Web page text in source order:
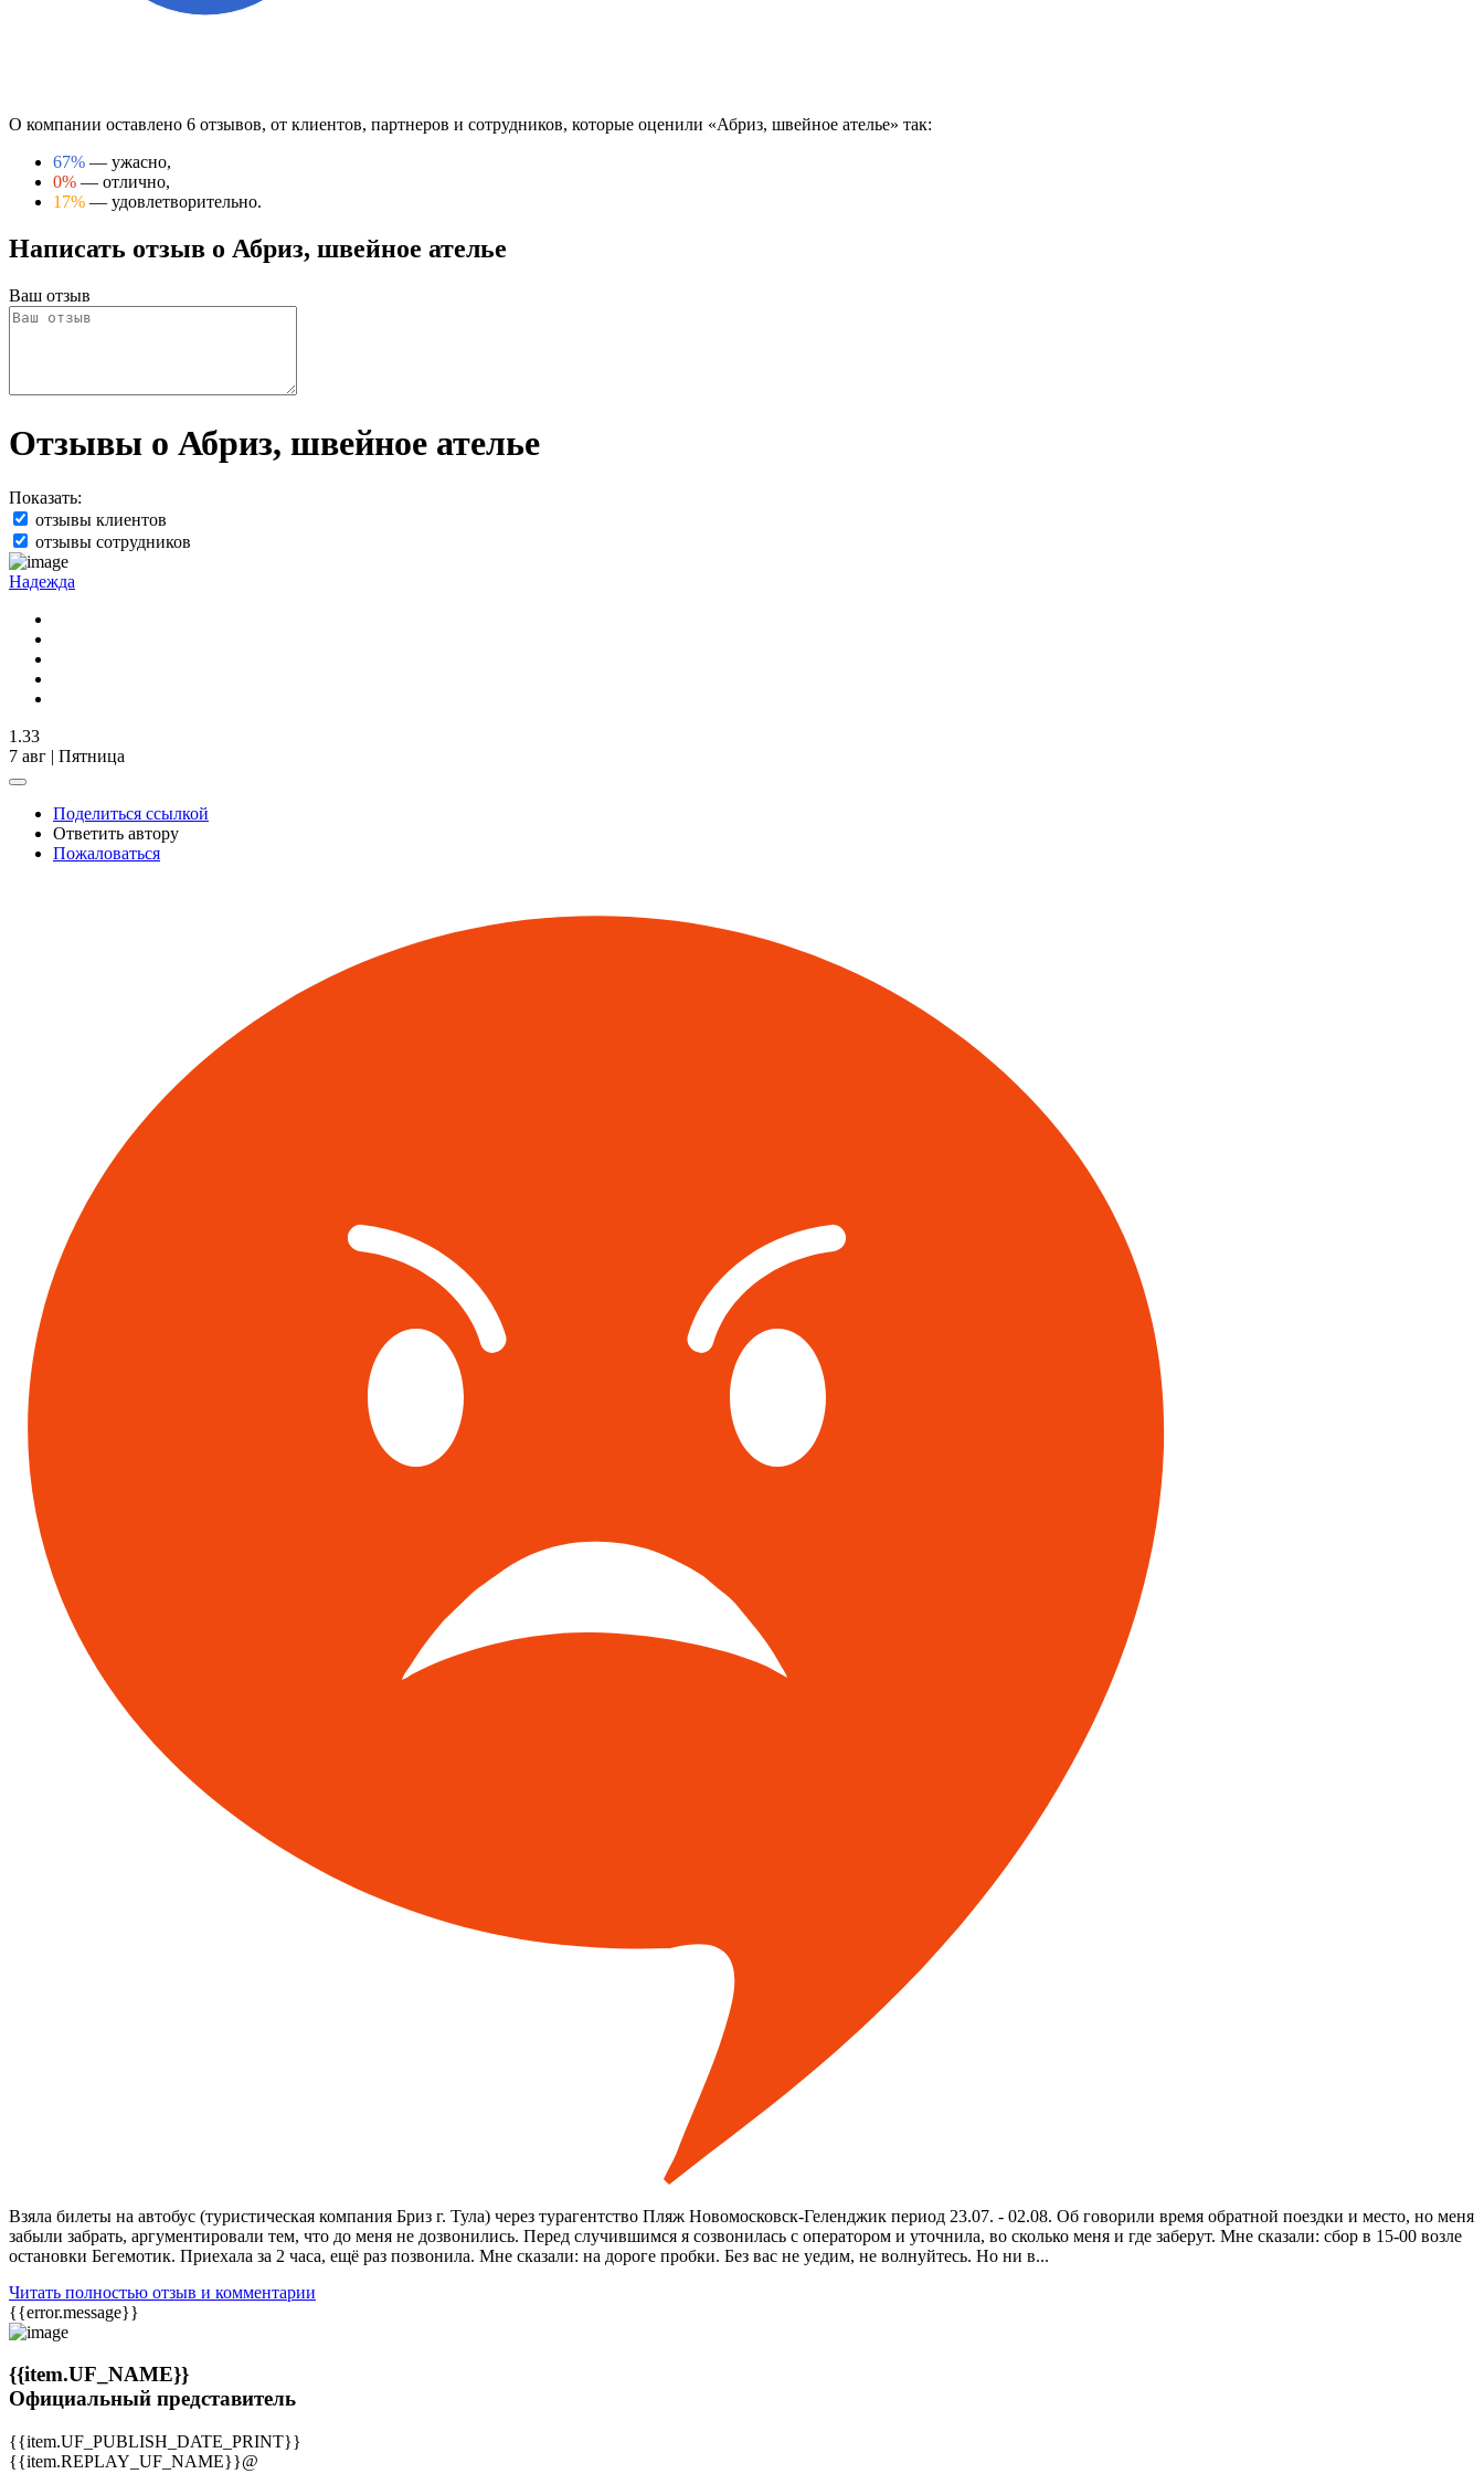
О компании оставлено 6 отзывов, от клиентов, партнеров и сотрудников, которые оценили «Абриз, швейное ателье» так:
67% — ужасно,
0% — отлично,
17% — удовлетворительно.
Написать отзыв о Абриз, швейное ателье
Ваш отзыв
Отзывы о Абриз, швейное ателье
Показать:
отзывы клиентов
отзывы сотрудников
Надежда
1.33
7 авг | Пятница
Поделиться ссылкой
Ответить автору
Пожаловаться
Взяла билеты на автобус (туристическая компания Бриз г. Тула) через турагентство Пляж Новомосковск-Геленджик период 23.07. - 02.08. Об говорили время обратной поездки и место, но меня
забыли забрать, аргументировали тем, что до меня не дозвонились. Перед случившимся я созвонилась с оператором и уточнила, во сколько меня и где заберут. Мне сказали: сбор в 15-00 возле
остановки Бегемотик. Приехала за 2 часа, ещё раз позвонила. Мне сказали: на дороге пробки. Без вас не уедим, не волнуйтесь. Но ни в...
Читать полностью отзыв и комментарии
{{error.message}}
{{item.UF_NAME}}
Официальный представитель
{{item.UF_PUBLISH_DATE_PRINT}}
{{item.REPLAY_UF_NAME}}@